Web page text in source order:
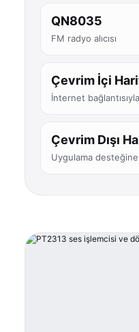
QN8035
FM radyo alıcısı
Çevrim İçi
İnternet
Çevrim Dışı
Uygulama